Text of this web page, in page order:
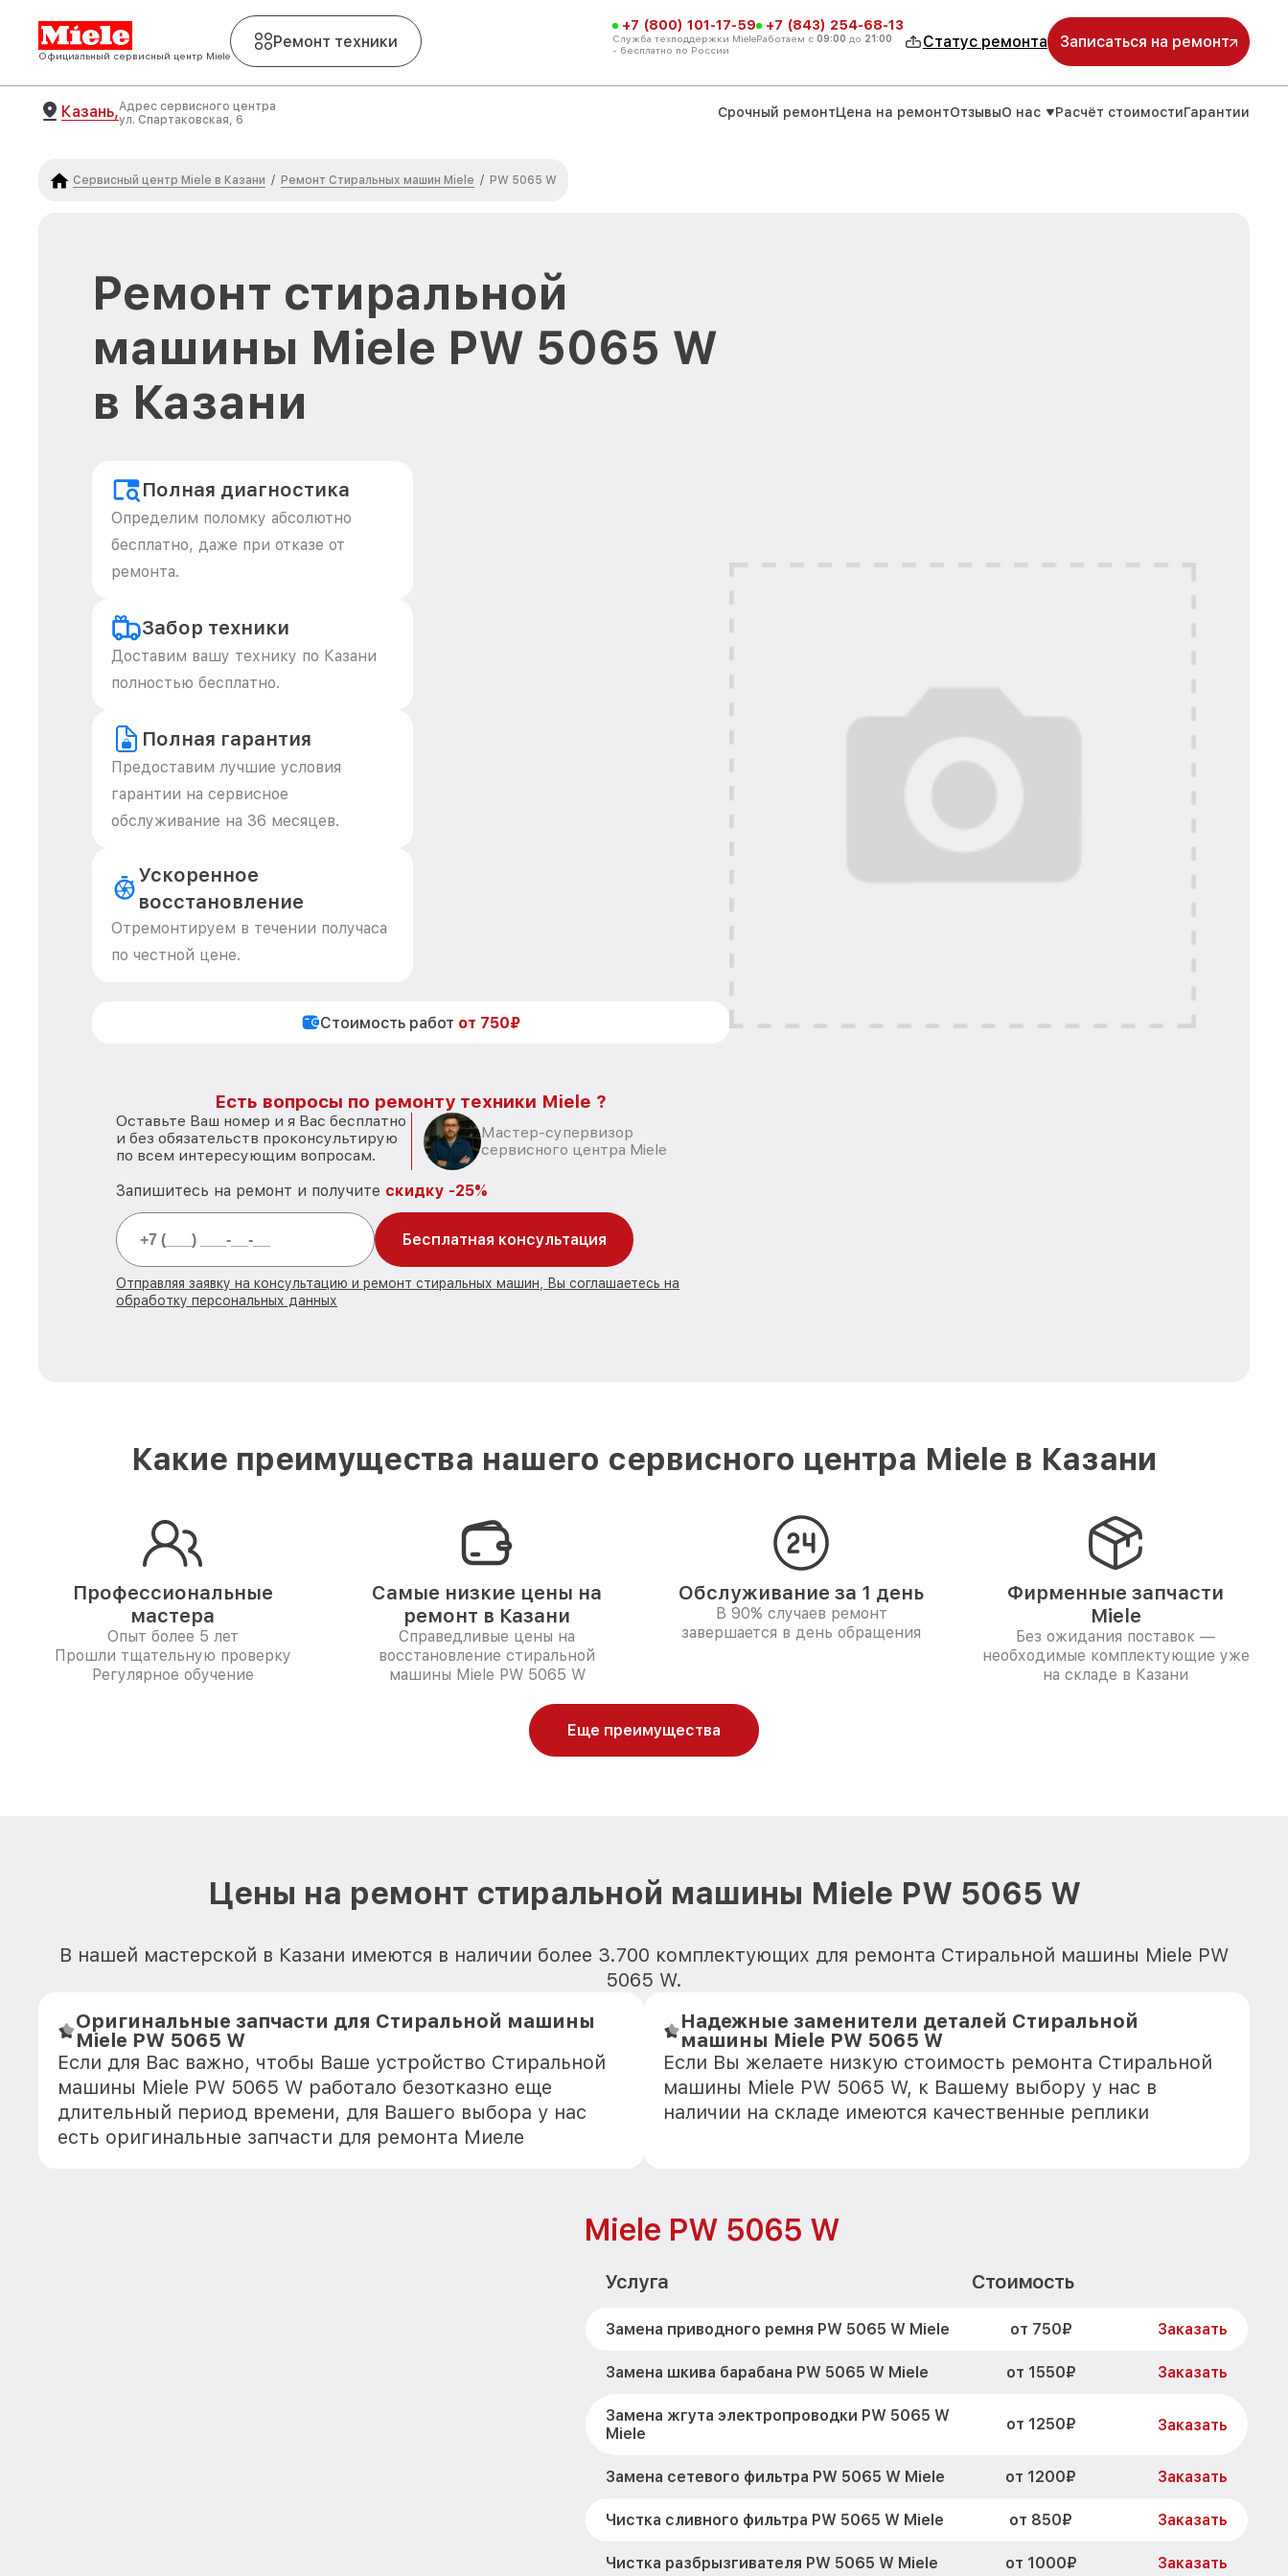
Официальный сервисный центр Miele
Ремонт техники
+7 (800) 101-17-59
Служба техподдержки Miele
- бесплатно по России
+7 (843) 254-68-13
Работаем с 09:00 до 21:00 Статус ремонта Записаться на ремонт
Казань,Адрес сервисного центра
ул. Спартаковская, 6
Срочный ремонтЦена на ремонтОтзывыО нас Расчёт стоимостиГарантии
Сервисный центр Miele в Казани / Ремонт Стиральных машин Miele / PW 5065 W
Ремонт стиральной
машины Miele PW 5065 W
в Казани
Полная диагностика
Определим поломку абсолютно
бесплатно, даже при отказе от
ремонта.
Забор техники
Доставим вашу технику по Казани
полностью бесплатно.
Полная гарантия
Предоставим лучшие условия
гарантии на сервисное
обслуживание на 36 месяцев.
Ускоренное
восстановление
Отремонтируем в течении получаса
по честной цене.
Стоимость работ от 750₽
Есть вопросы по ремонту техники Miele ?
Оставьте Ваш номер и я Вас бесплатно
и без обязательств проконсультирую
по всем интересующим вопросам.
Мастер-супервизор
сервисного центра Miele
Запишитесь на ремонт и получите скидку -25%
Бесплатная консультация
Отправляя заявку на консультацию и ремонт стиральных машин, Вы соглашаетесь на
обработку персональных данных
Какие преимущества нашего сервисного центра Miele в Казани
Профессиональные
мастера
Опыт более 5 лет
Прошли тщательную проверку
Регулярное обучение
Самые низкие цены на
ремонт в Казани
Справедливые цены на
восстановление стиральной
машины Miele PW 5065 W
Обслуживание за 1 день
В 90% случаев ремонт
завершается в день обращения
Фирменные запчасти
Miele
Без ожидания поставок —
необходимые комплектующие уже
на складе в Казани
Еще преимущества
Цены на ремонт стиральной машины Miele PW 5065 W
В нашей мастерской в Казани имеются в наличии более 3.700 комплектующих для ремонта Стиральной машины Miele PW
5065 W.
Оригинальные запчасти для Стиральной машины
Miele PW 5065 W
Если для Вас важно, чтобы Ваше устройство Стиральной
машины Miele PW 5065 W работало безотказно еще
длительный период времени, для Вашего выбора у нас
есть оригинальные запчасти для ремонта Миеле
Надежные заменители деталей Стиральной
машины Miele PW 5065 W
Если Вы желаете низкую стоимость ремонта Стиральной
машины Miele PW 5065 W, к Вашему выбору у нас в
наличии на складе имеются качественные реплики
Miele PW 5065 W
Услуга Стоимость
Замена приводного ремня PW 5065 W Miele от 750₽ Заказать
Замена шкива барабана PW 5065 W Miele от 1550₽ Заказать
Замена жгута электропроводки PW 5065 W
Miele
от 1250₽ Заказать
Замена сетевого фильтра PW 5065 W Miele от 1200₽ Заказать
Чистка сливного фильтра PW 5065 W Miele от 850₽ Заказать
Чистка разбрызгивателя PW 5065 W Miele от 1000₽ Заказать